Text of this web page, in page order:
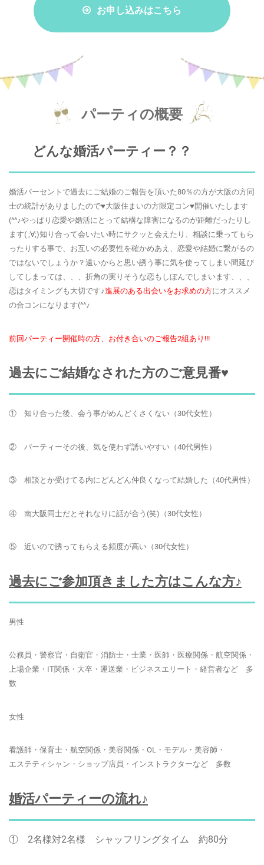
お申し込みはこちら
パーティの概要
どんな婚活パーティー？？
婚活パーセントで過去にご結婚のご報告を頂いた80％の方が大阪の方同
士の統計がありましたので♥大阪住まいの方限定コン♥開催いたします
(^^♪やっぱり恋愛や婚活にとって結構な障害になるのが距離だったりし
ます( ;∀;)知り合って会いたい時にサクッと会えたり、相談に乗ってもら
ったりする事で、お互いの必要性を確かめあえ、恋愛や結婚に繋がるの
ではないでしょうか？遠いからと思い誘う事に気を使ってしまい間延び
してしまっては、、、折角の実りそうな恋もしぼんでしまいます、、、
恋はタイミングも大切です♪進展のある出会いをお求めの方にオススメ
の合コンになります(^^♪
前回パーティー開催時の方、お付き合いのご報告2組あり!!!
過去にご結婚なされた方のご意見番♥
① 知り合った後、会う事がめんどくさくない（30代女性）
② パーティーその後、気を使わず誘いやすい（40代男性）
③ 相談とか受けてる内にどんどん仲良くなって結婚した（40代男性）
④ 南大阪同士だとそれなりに話が合う(笑)（30代女性）
⑤ 近いので誘ってもらえる頻度が高い（30代女性）
過去にご参加頂きました方はこんな方♪
男性
公務員・警察官・自衛官・消防士・士業・医師・医療関係・航空関係・
上場企業・IT関係・大卒・運送業・ビジネスエリート・経営者など 多
数
女性
看護師・保育士・航空関係・美容関係・OL・モデル・美容師・
エステティシャン・ショップ店員・インストラクターなど 多数
婚活パーティーの流れ♪
① 2名様対2名様 シャッフリングタイム 約80分